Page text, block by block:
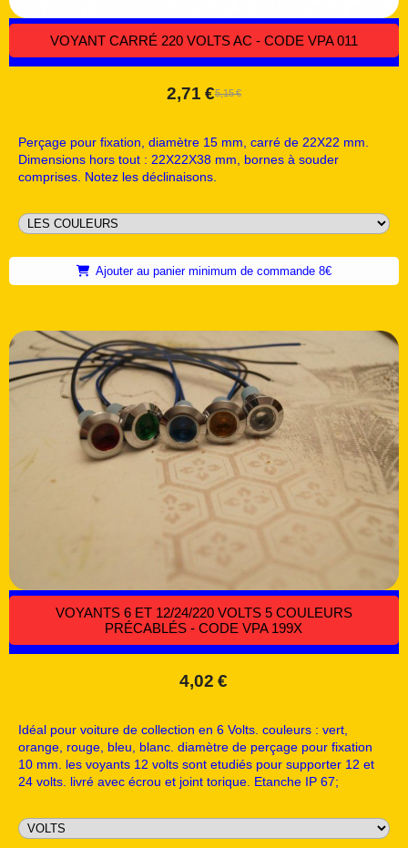
VOYANT CARRÉ 220 VOLTS AC - CODE VPA 011
2,71 €5,15€
Perçage pour fixation, diamètre 15 mm, carré de 22X22 mm.
Dimensions hors tout : 22X22X38 mm, bornes à souder
comprises. Notez les déclinaisons.
Ajouter au panier minimum de commande 8€
VOYANTS 6 ET 12/24/220 VOLTS 5 COULEURS
PRÉCABLÉS - CODE VPA 199X
4,02 €
Idéal pour voiture de collection en 6 Volts. couleurs : vert,
orange, rouge, bleu, blanc. diamètre de perçage pour fixation
10 mm. les voyants 12 volts sont etudiés pour supporter 12 et
24 volts. livré avec écrou et joint torique. Etanche IP 67;